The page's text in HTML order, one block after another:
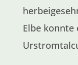
Elbe